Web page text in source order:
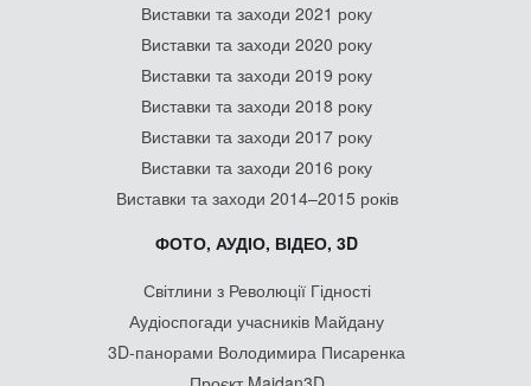
Виставки та заходи 2021 року
Виставки та заходи 2020 року
Виставки та заходи 2019 року
Виставки та заходи 2018 року
Виставки та заходи 2017 року
Виставки та заходи 2016 року
Виставки та заходи 2014–2015 років
ФОТО, АУДІО, ВІДЕО, 3D
Світлини з Революції Гідності
Аудіоспогади учасників Майдану
3D-панорами Володимира Писаренка